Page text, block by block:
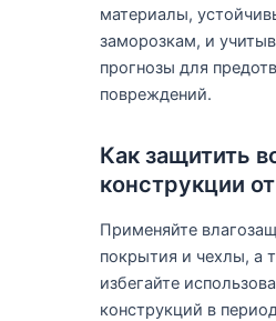
материалы,
заморозкам, и
прогнозы для
повреждений.
Как защитить
конструкции
Применяйте
покрытия и чехлы, а
избегайте
конструкций в